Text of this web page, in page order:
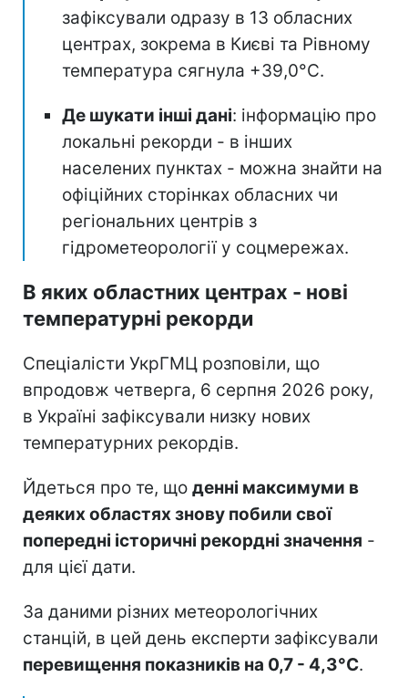
зафіксували одразу в 13 обласних
центрах, зокрема в Києві та Рівному
температура сягнула +39,0°C.
Де шукати інші дані: інформацію про
локальні рекорди - в інших
населених пунктах - можна знайти на
офіційних сторінках обласних чи
регіональних центрів з
гідрометеорології у соцмережах.
В яких областних центрах - нові
температурні рекорди
Спеціалісти УкрГМЦ розповіли, що
впродовж четверга, 6 серпня 2026 року,
в Україні зафіксували низку нових
температурних рекордів.
Йдеться про те, що денні максимуми в
деяких областях знову побили свої
попередні історичні рекордні значення -
для цієї дати.
За даними різних метеорологічних
станцій, в цей день експерти зафіксували
перевищення показників на 0,7 - 4,3°C.